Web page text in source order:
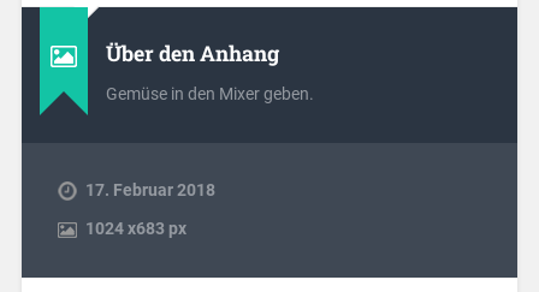
Über den Anhang
Gemüse in den Mixer geben.
17. Februar 2018
1024x683 px